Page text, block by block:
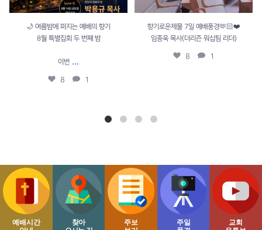
🌙 여름밤에 퍼지는 예배의 향기
8월 특별집회 두 번째 밤
이번
8 1
향기로운제물 7일 예배풍경🫶🏻❤️
임종욱 목사(더리즌 워십팀 리더)
8 1
예배시간
찾아
주보
주일
교회